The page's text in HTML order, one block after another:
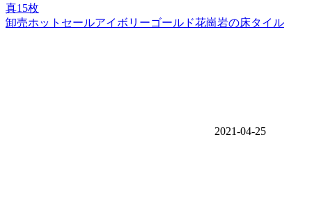
真15枚
卸売ホットセールアイボリーゴールド花崗岩の床タイル
2021-04-25